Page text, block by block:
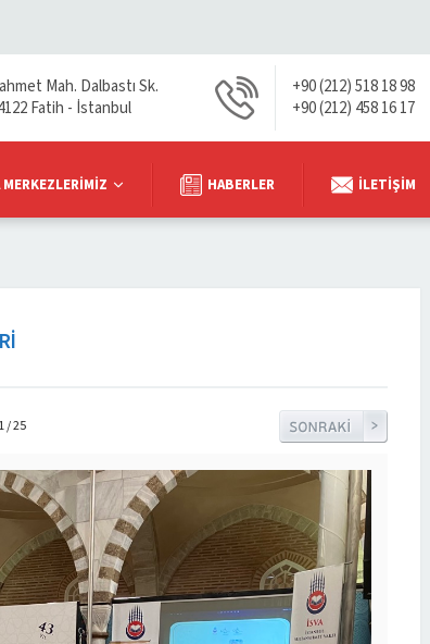
Mah. Dalbastı Sk.
Fatih - İstanbul
+90 (212) 518 18 98
+90 (212) 458 16 17
HABERLER İLETIŞIM
/ 25